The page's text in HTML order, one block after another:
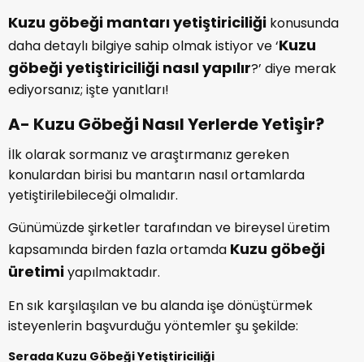
Kuzu göbeği mantarı yetiştiriciliği konusunda
daha detaylı bilgiye sahip olmak istiyor ve ‘Kuzu
göbeği yetiştiriciliği nasıl yapılır?’ diye merak
ediyorsanız; işte yanıtları!
A- Kuzu Göbeği Nasıl Yerlerde Yetişir?
İlk olarak sormanız ve araştırmanız gereken
konulardan birisi bu mantarın nasıl ortamlarda
yetiştirilebileceği olmalıdır.
Günümüzde şirketler tarafından ve bireysel üretim
kapsamında birden fazla ortamda Kuzu göbeği
üretimiyapılmaktadır.
En sık karşılaşılan ve bu alanda işe dönüştürmek
isteyenlerin başvurduğu yöntemler şu şekilde:
Serada Kuzu Göbeği Yetiştiriciliği